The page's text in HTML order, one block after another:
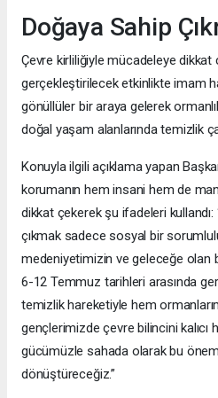
Doğaya Sahip
Çevre kirliliğiyle mücadeleye dikkat
gerçekleştirilecek etkinlikte imam
gönüllüler bir araya gelerek
doğal yaşam alanlarında temizlik
Konuyla ilgili açıklama yapan
korumanın hem insani hem de
dikkat çekerek şu ifadeleri
çıkmak sadece sosyal bir
medeniyetimizin ve geleceğe olan
6-12 Temmuz tarihleri arasında
temizlik hareketiyle hem
gençlerimizde çevre bilincini kalıcı
gücümüzle sahada olarak bu
dönüştüreceğiz.”